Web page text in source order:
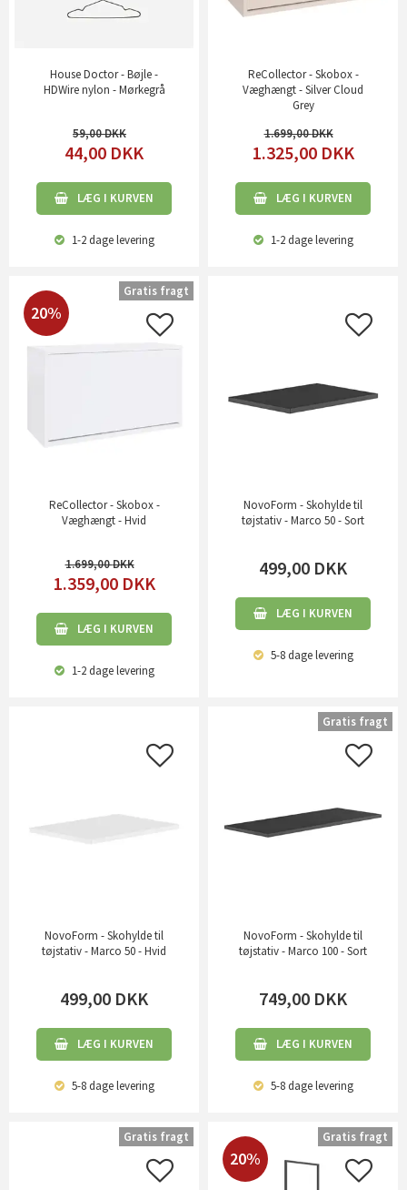
House Doctor - Bøjle -
HDWire nylon - Mørkegrå
59,00
44,00 DKK
LÆG I KURVEN
1-2 dagelevering
ReCollector - Skobox -
Væghængt - Silver Cloud
Grey
1.699,00
1.325,00 DKK
LÆG I KURVEN
1-2 dagelevering
20%
ReCollector - Skobox -
Væghængt - Hvid
1.699,00
1.359,00 DKK
LÆG I KURVEN
1-2 dagelevering
Gratis fragt
NovoForm - Skohylde til
tøjstativ - Marco 50 - Sort
499,00 DKK
LÆG I KURVEN
5-8 dagelevering
NovoForm - Skohylde til
tøjstativ - Marco 50 - Hvid
499,00 DKK
LÆG I KURVEN
5-8 dagelevering
NovoForm - Skohylde til
tøjstativ - Marco 100 - Sort
749,00 DKK
LÆG I KURVEN
5-8 dagelevering
Gratis fragt
Gratis fragt
20%
Gratis fragt